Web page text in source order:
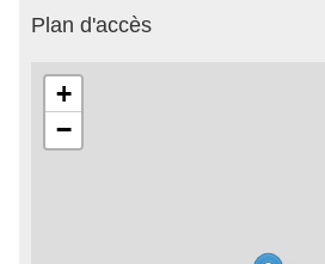
Plan d'accès
+
−